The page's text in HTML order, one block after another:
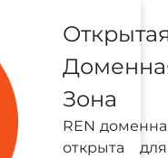
Зона
REN
открыта